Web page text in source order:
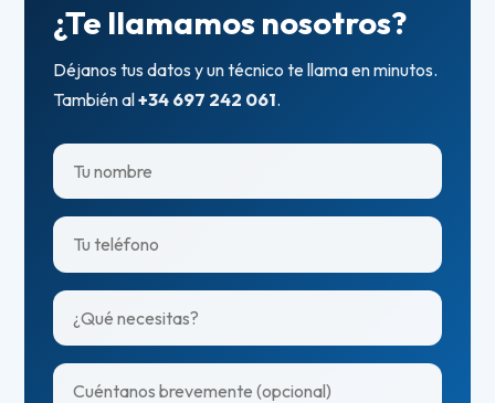
¿Te llamamos nosotros?
Déjanos tus datos y un técnico te llama en minutos.
También al+34 697 242 061.